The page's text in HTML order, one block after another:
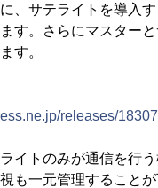
、サテライトを導入
す。さらにマスター
す。
releases/
イトのみが通信を行
も一元管理することが